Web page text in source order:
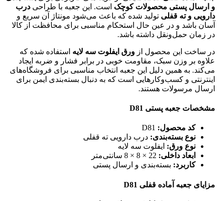
و ارسال پستی محصولات کوچک است. این جعبه با طراحی درب
دارویی و ته قفلی تولید شده که باعث می‌شود مونتاژ آن سریع و
آسان باشد و در عین حال استحکام مناسبی برای محافظت از کالا
در زمان حمل‌ونقل داشته باشد.
در ساخت این محصول از ورق ایفلوت سه لایه استفاده شده که
علاوه بر وزن سبک، مقاومت خوبی در برابر فشار و ضربه ایجاد
می‌کند. به همین دلیل این جعبه انتخاب مناسبی برای فروشگاه‌های
اینترنتی و کسب‌وکارهایی است که به دنبال بسته‌بندی ایمن برای
ارسال مرسولات هستند.
مشخصات جعبه پستی D81
کد محصول:
نوع بسته‌بندی: درب دارویی ته قفلی
نوع ورق: ایفلوت سه لایه
ابعاد داخلی:
کاربرد: بسته‌بندی و ارسال پستی
مزایای جعبه آماده قفلی D81